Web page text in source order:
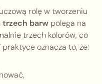
rolę w tworzeniu
trzech barw polega na
trzech kolorów, co
oznacza to, że: